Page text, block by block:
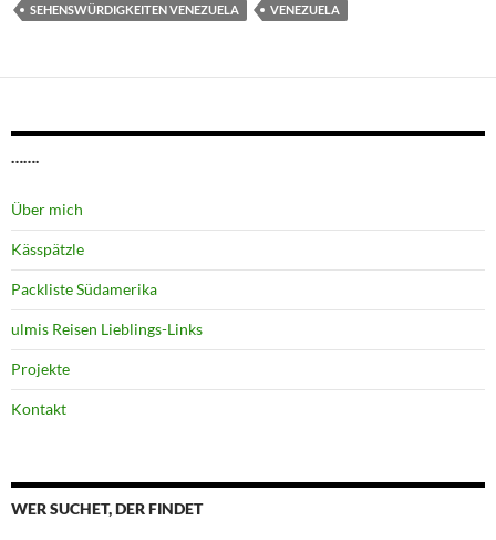
SEHENSWÜRDIGKEITEN VENEZUELA
VENEZUELA
…….
Über mich
Kässpätzle
Packliste Südamerika
ulmis Reisen Lieblings-Links
Projekte
Kontakt
WER SUCHET, DER FINDET